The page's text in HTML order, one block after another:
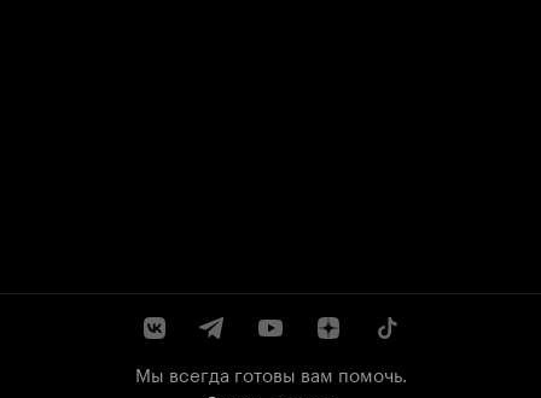
Мы всегда готовы вам помочь.